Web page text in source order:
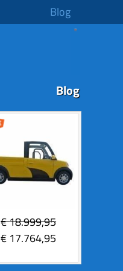
Blog
Blog
€18.999,95
€ 17.764,95